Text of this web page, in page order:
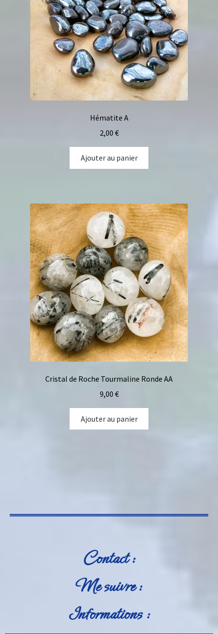
Hématite A
2,00 €
Ajouter au panier
Cristal de Roche Tourmaline Ronde AA
9,00 €
Ajouter au panier
Contact :
Me suivre :
Informations :